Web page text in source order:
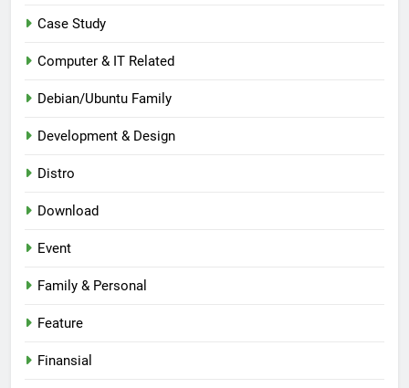
Case Study
Computer & IT Related
Debian/Ubuntu Family
Development & Design
Distro
Download
Event
Family & Personal
Feature
Finansial